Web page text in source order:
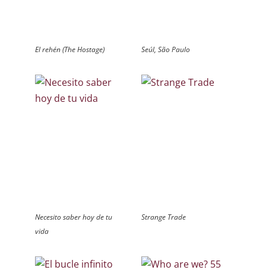
El rehén (The Hostage) Seúl, São Paulo
Necesito saber hoy de tu
vida
Strange Trade